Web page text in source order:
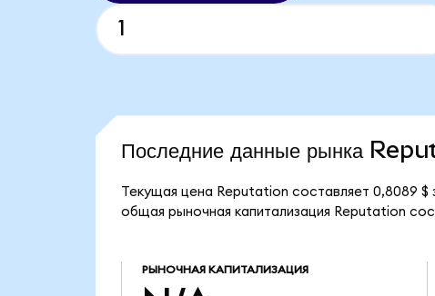
Последние данные рынка
Текущая цена Reputation составляет 0,8089 $
общая рыночная капитализация Reputation
РЫНОЧНАЯ КАПИТАЛИЗАЦИЯ